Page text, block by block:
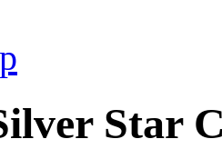
Star